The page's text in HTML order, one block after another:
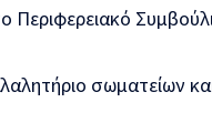
σωματείων